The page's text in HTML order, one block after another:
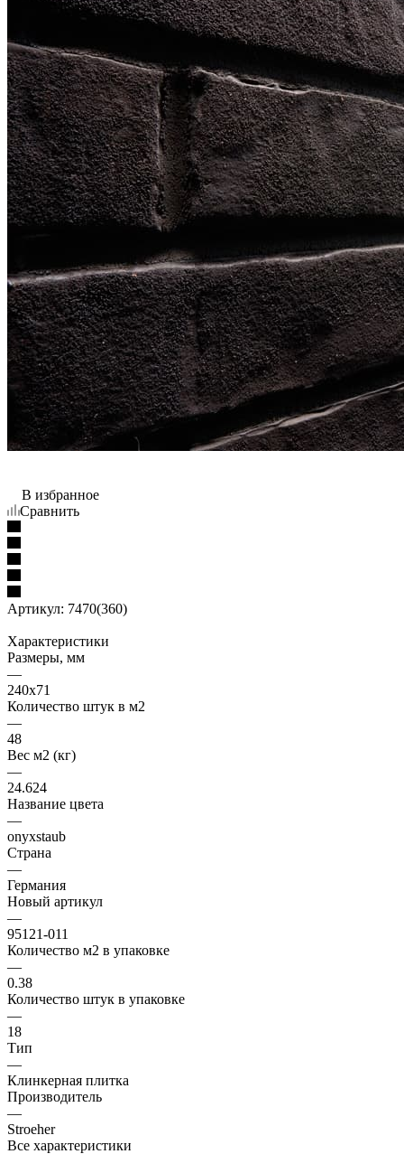
В избранное
Сравнить
Артикул: 7470(360)
Характеристики
Размеры, мм
—
240x71
Количество штук в м2
—
48
Вес м2 (кг)
—
24.624
Название цвета
—
onyxstaub
Страна
—
Германия
Новый артикул
—
95121-011
Количество м2 в упаковке
—
0.38
Количество штук в упаковке
—
18
Тип
—
Клинкерная плитка
Производитель
—
Stroeher
Все характеристики